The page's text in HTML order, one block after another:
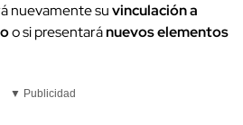
nuevamente suvinculación a
o si presentaránuevos elementos
▼ Publicidad